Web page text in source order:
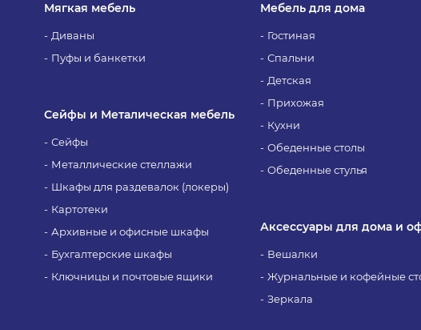
Мягкая мебель
Диваны
Пуфы и банкетки
Сейфы и Металическая мебель
Сейфы
Металлические стеллажи
Шкафы для раздевалок (локеры)
Картотеки
Архивные и офисные шкафы
Бухгалтерские шкафы
Ключницы и почтовые ящики
Мебель для дома
Гостиная
Спальни
Детская
Прихожая
Кухни
Обеденные столы
Обеденные стулья
Аксессуары для дома и
Вешалки
Журнальные и кофейные
Зеркала